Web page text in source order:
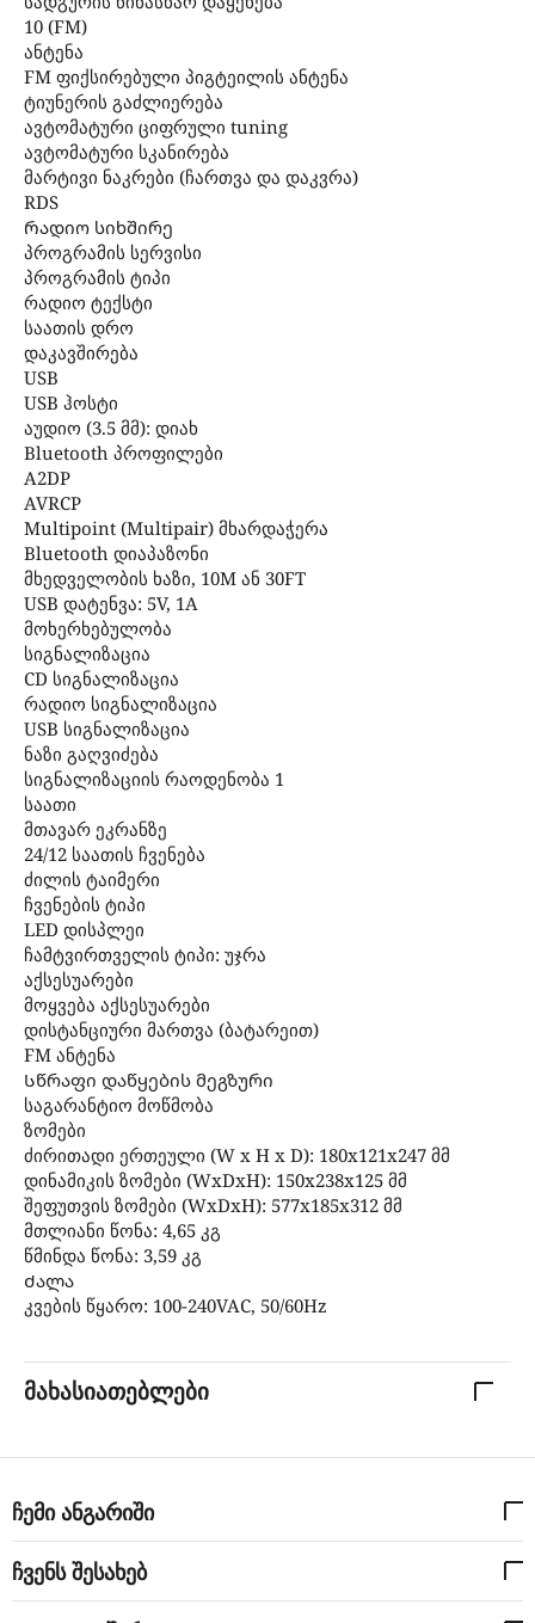
10 (FM)
ანტენა
FM ფიქსირებული პიგტეილის ანტენა
ტიუნერის გაძლიერება
ავტომატური ციფრული tuning
ავტომატური სკანირება
მარტივი ნაკრები (ჩართვა და დაკვრა)
RDS
Რადიო სიხშირე
პროგრამის სერვისი
პროგრამის ტიპი
რადიო ტექსტი
საათის დრო
დაკავშირება
USB
USB ჰოსტი
აუდიო (3.5 მმ): დიახ
Bluetooth პროფილები
A2DP
AVRCP
Multipoint (Multipair) მხარდაჭერა
Bluetooth დიაპაზონი
მხედველობის ხაზი, 10M ან 30FT
USB დატენვა: 5V, 1A
მოხერხებულობა
სიგნალიზაცია
CD სიგნალიზაცია
რადიო სიგნალიზაცია
USB სიგნალიზაცია
ნაზი გაღვიძება
სიგნალიზაციის რაოდენობა 1
საათი
მთავარ ეკრანზე
24/12 საათის ჩვენება
ძილის ტაიმერი
ჩვენების ტიპი
LED დისპლეი
ჩამტვირთველის ტიპი: უჯრა
აქსესუარები
მოყვება აქსესუარები
დისტანციური მართვა (ბატარეით)
FM ანტენა
Სწრაფი დაწყების მეგზური
საგარანტიო მოწმობა
ზომები
ძირითადი ერთეული (W x H x D): 180x121x247 მმ
დინამიკის ზომები (WxDxH): 150x238x125 მმ
შეფუთვის ზომები (WxDxH): 577x185x312 მმ
მთლიანი წონა: 4,65 კგ
წმინდა წონა: 3,59 კგ
Ძალა
კვების წყარო: 100-240VAC, 50/60Hz
მახასიათებლები
ჩემი ანგარიში
ჩვენს შესახებ